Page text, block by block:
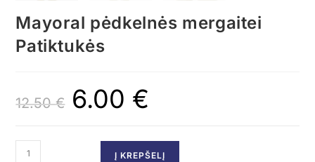
Mayoral pėdkelnės mergaitei
Patiktukės
12.50€ 6.00 €
Į KREPŠELĮ